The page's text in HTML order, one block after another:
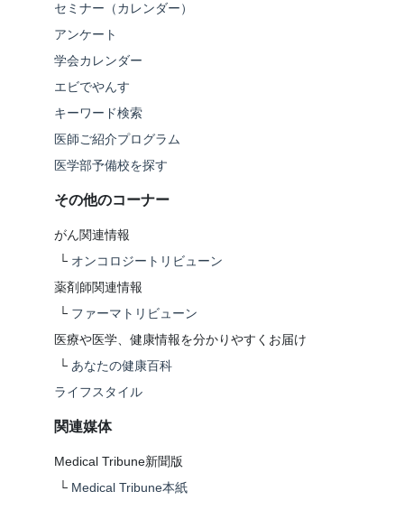
セミナー（カレンダー）
アンケート
学会カレンダー
エビでやんす
キーワード検索
医師ご紹介プログラム
医学部予備校を探す
その他のコーナー
がん関連情報
└ オンコロジートリビューン
薬剤師関連情報
└ ファーマトリビューン
医療や医学、健康情報を分かりやすくお届け
└ あなたの健康百科
ライフスタイル
関連媒体
Medical Tribune新聞版
└ Medical Tribune本紙